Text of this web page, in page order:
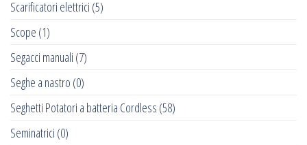
Scarificatori elettrici (5)
Scope (1)
Segacci manuali (7)
Seghe a nastro (0)
Seghetti Potatori a batteria Cordless (58)
Seminatrici (0)